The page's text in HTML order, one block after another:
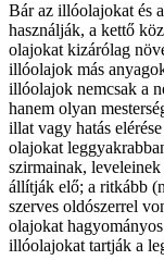
Bár az illóolajokat és
használják, a kettő
olajokat kizárólag
illóolajok más
illóolajok nemcsak a
hanem olyan
illat vagy hatás
olajokat
szirmainak,
állítják elő; a ritkább
szerves oldószerrel
olajokat
illóolajokat tartják a